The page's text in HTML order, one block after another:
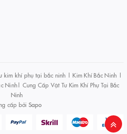
kim khí phụ tại bắc ninh | Kim Khí Bắc Ninh |
Ninh| Cung Cấp Vật Tư Kim Khí Phự Tại Bắc
Ninh
cấp bởi Sapo